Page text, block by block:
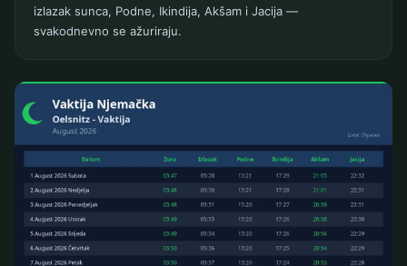
izlazak sunca, Podne, Ikindija, Akšam i Jacija —
svakodnevno se ažuriraju.